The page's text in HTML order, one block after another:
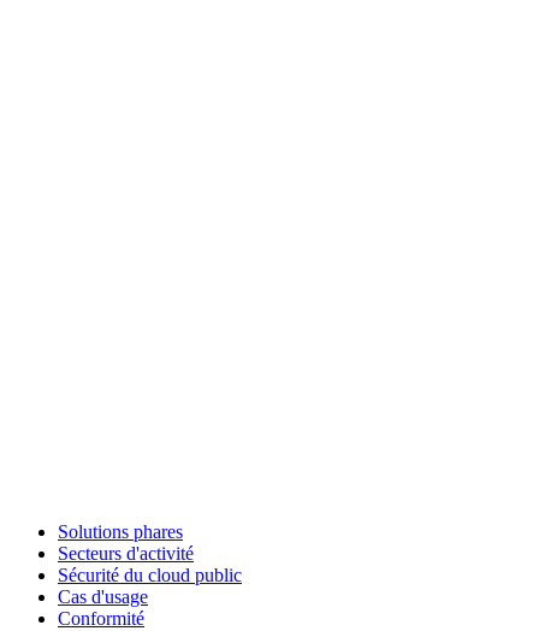
Solutions phares
Secteurs d'activité
Sécurité du cloud public
Cas d'usage
Conformité